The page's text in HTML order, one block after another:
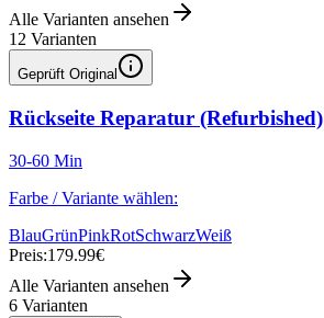
Alle Varianten ansehen
12 Varianten
Geprüft Original
Rückseite Reparatur (Refurbished)
30-60 Min
Farbe / Variante wählen:
BlauGrünPinkRotSchwarzWeiß
Preis:179.99€
Alle Varianten ansehen
6 Varianten